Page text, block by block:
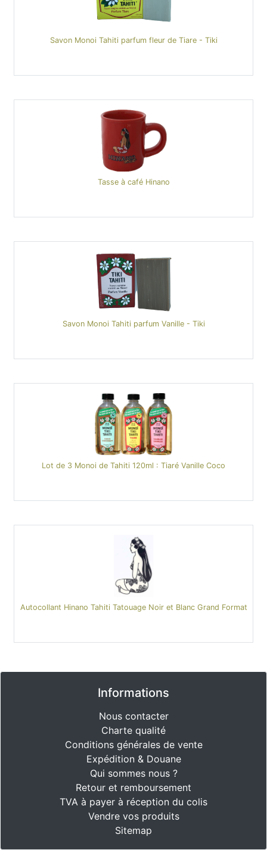
Savon Monoi Tahiti parfum fleur de Tiare - Tiki
Tasse à café Hinano
Savon Monoi Tahiti parfum Vanille - Tiki
Lot de 3 Monoi de Tahiti 120ml : Tiaré Vanille Coco
Autocollant Hinano Tahiti Tatouage Noir et Blanc Grand Format
Informations
Nous contacter
Charte qualité
Conditions générales de vente
Expédition & Douane
Qui sommes nous ?
Retour et remboursement
TVA à payer à réception du colis
Vendre vos produits
Sitemap